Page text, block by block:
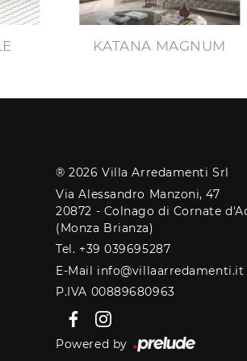
KATANA MAGNUM
® 2026 Villa Arredamenti Srl
Via Alessandro Manzoni, 47
20872 - Colnago di Cornate
(Monza Brianza)
Tel. +39 039695287
E-Mail info@villaarredamenti.it
P.IVA 00889680963
Powered by